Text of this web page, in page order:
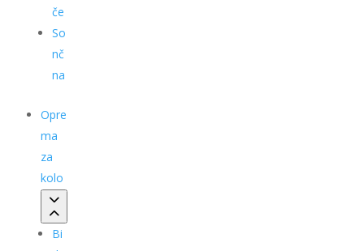
če
So
nč
na
Opre
ma
za
kolo
Bi